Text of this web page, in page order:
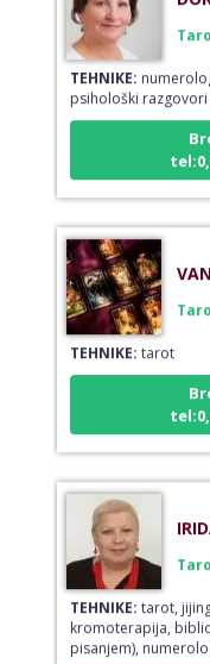
TEHNIKE:
psihološki razgovori
TEHNIKE:tarot
TEHNIKE:tarot,
kromoterapija,
pisanjem),